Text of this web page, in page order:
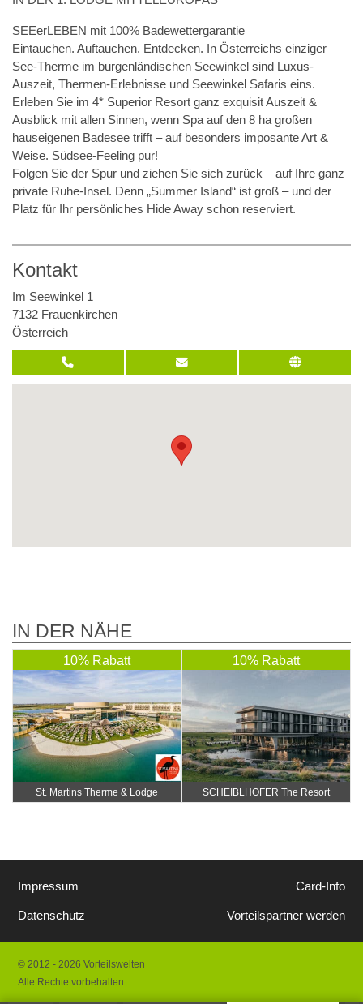
SEEerLEBEN mit 100% Badewettergarantie
Eintauchen. Auftauchen. Entdecken. In Österreichs einziger
See-Therme im burgenländischen Seewinkel sind Luxus-
Auszeit, Thermen-Erlebnisse und Seewinkel Safaris eins.
Erleben Sie im 4* Superior Resort ganz exquisit Auszeit &
Ausblick mit allen Sinnen, wenn Spa auf den 8 ha großen
hauseigenen Badesee trifft – auf besonders imposante Art &
Weise. Südsee-Feeling pur!
Folgen Sie der Spur und ziehen Sie sich zurück – auf Ihre ganz
private Ruhe-Insel. Denn „Summer Island“ ist groß – und der
Platz für Ihr persönliches Hide Away schon reserviert.
Kontakt
Im Seewinkel 1
7132 Frauenkirchen
Österreich
IN DER NÄHE
10% Rabatt
St. Martins Therme & Lodge
10% Rabatt
SCHEIBLHOFER The Resort
Impressum
Datenschutz
Card-Info
Vorteilspartner werden
© 2012 - 2026 Vorteilswelten
Alle Rechte vorbehalten